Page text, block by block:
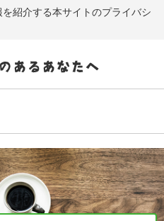
紹介する本サイトのプライバシ